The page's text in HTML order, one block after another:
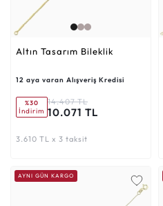
Altın Tasarım Bileklik
12 aya varan Alışveriş Kredisi
%30
İndirim
14.407 TL
10.071 TL
3.610 TL x 3 taksit
AYNI GÜN KARGO